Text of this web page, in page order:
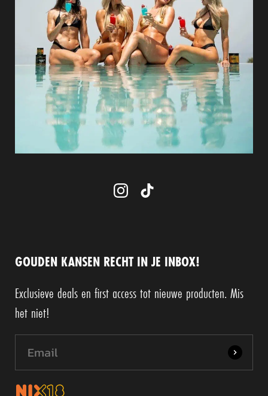
GOUDEN KANSEN RECHT IN JE INBOX!
Exclusieve deals en first access tot nieuwe producten. Mis
het niet!